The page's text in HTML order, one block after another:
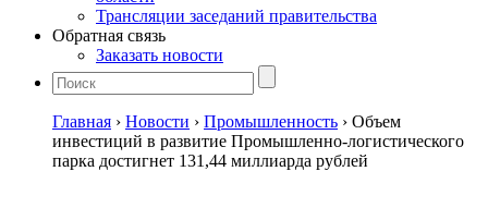
Трансляции заседаний правительства
Обратная связь
Заказать новости
Главная › Новости › Промышленность › Объем
инвестиций в развитие Промышленно-логистического
парка достигнет 131,44 миллиарда рублей